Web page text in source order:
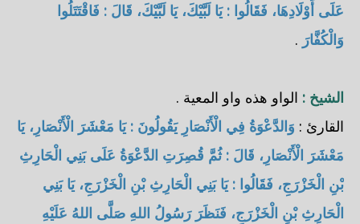
عَلَى أَوْلَادِهَا، فَقَالُوا : يَا لَبَّيْكَ، يَا لَبَّيْكَ، قَالَ : فَاقْتَتَلُوا
وَالْكُفَّارَ .
الشيخ : الواو هذه واو المعية .
القارئ : وَالدَّعْوَةُ فِي الْأَنْصَارِ يَقُولُونَ : يَا مَعْشَرَ الْأَنْصَارِ، يَا
مَعْشَرَ الْأَنْصَارِ، قَالَ : ثُمَّ قُصِرَتِ الدَّعْوَةُ عَلَى بَنِي الْحَارِثِ
بْنِ الْخَزْرَجِ، فَقَالُوا : يَا بَنِي الْحَارِثِ بْنِ الْخَزْرَجِ، يَا بَنِي
الْحَارِثِ بْنِ الْخَزْرَجِ، فَنَظَرَ رَسُولُ اللهِ صَلَّى اللهُ عَلَيْهِ